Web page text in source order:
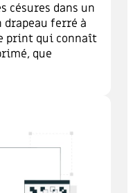
césures dans un
ferré à
print qui connaît
que